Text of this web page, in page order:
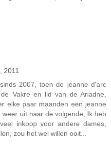
2011
2007, toen de jeanne d'arc
Vakre en lid van de Ariadne,
elke paar maanden een jeanne
uit naar de volgende, Ik heb
inkoop voor andere dames,
zou het wel willen ooit...